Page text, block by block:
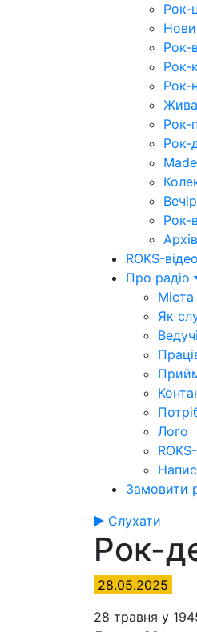
Рок-
Рок-
Рок-
Рок-
Жива
Рок-
Рок-
Рок-
ROKS-відео
Про радіо
Міста
Як
Лого
Замовити
Слухати
Рок-
28.05.2025
28 травня у